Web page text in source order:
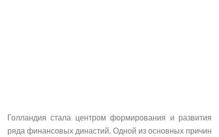
Голландия стала центром формирования и развития
ряда финансовых династий. Одной из основных причин